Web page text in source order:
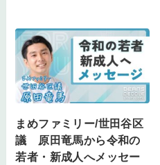
まめファミリー/世田谷区
議 原田竜馬から令和の
若者・新成人へメッセー